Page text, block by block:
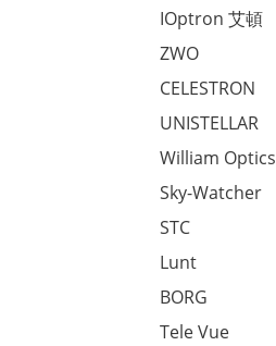
IOptron 艾頓
ZWO
CELESTRON
UNISTELLAR
William Optics
Sky-Watcher
STC
Lunt
BORG
Tele Vue